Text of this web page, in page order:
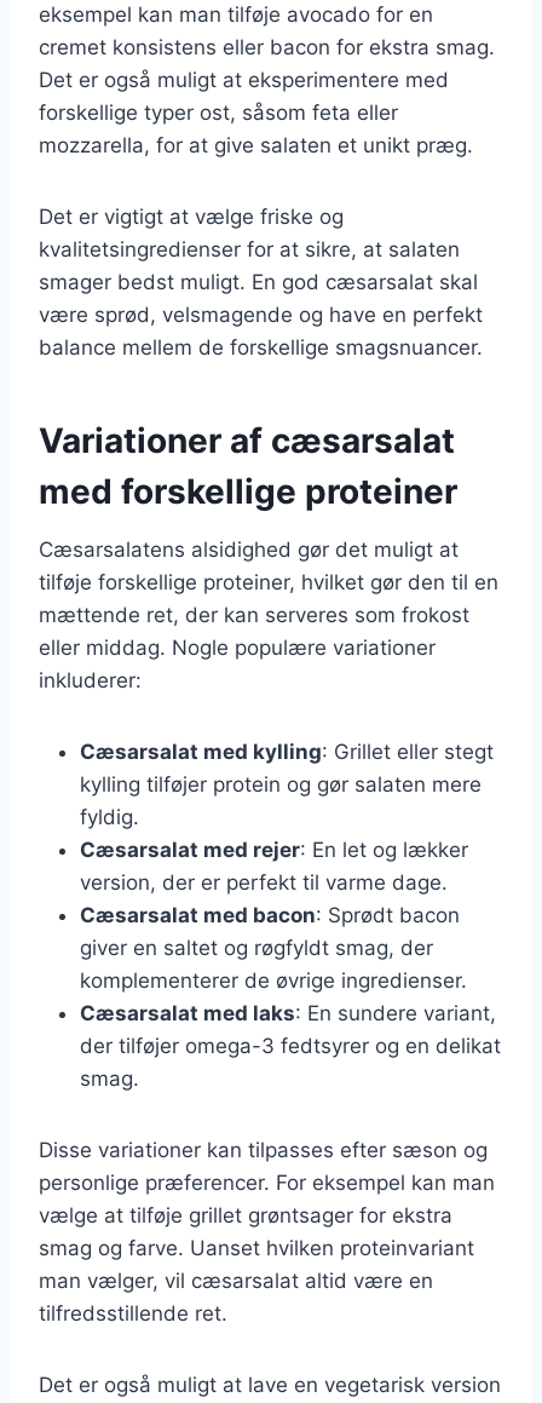
eksempel kan man tilføje avocado for en
cremet konsistens eller bacon for ekstra smag.
Det er også muligt at eksperimentere med
forskellige typer ost, såsom feta eller
mozzarella, for at give salaten et unikt præg.
Det er vigtigt at vælge friske og
kvalitetsingredienser for at sikre, at salaten
smager bedst muligt. En god cæsarsalat skal
være sprød, velsmagende og have en perfekt
balance mellem de forskellige smagsnuancer.
Variationer af cæsarsalat
med forskellige proteiner
Cæsarsalatens alsidighed gør det muligt at
tilføje forskellige proteiner, hvilket gør den til en
mættende ret, der kan serveres som frokost
eller middag. Nogle populære variationer
inkluderer:
Cæsarsalat med kylling: Grillet eller stegt
kylling tilføjer protein og gør salaten mere
fyldig.
Cæsarsalat med rejer: En let og lækker
version, der er perfekt til varme dage.
Cæsarsalat med bacon: Sprødt bacon
giver en saltet og røgfyldt smag, der
komplementerer de øvrige ingredienser.
Cæsarsalat med laks: En sundere variant,
der tilføjer omega-3 fedtsyrer og en delikat
smag.
Disse variationer kan tilpasses efter sæson og
personlige præferencer. For eksempel kan man
vælge at tilføje grillet grøntsager for ekstra
smag og farve. Uanset hvilken proteinvariant
man vælger, vil cæsarsalat altid være en
tilfredsstillende ret.
Det er også muligt at lave en vegetarisk version